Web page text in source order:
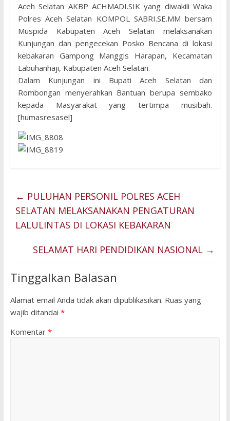
Aceh Selatan AKBP ACHMADI.SIK yang diwakili Waka
Polres Aceh Selatan KOMPOL SABRI.SE.MM bersam
Muspida Kabupaten Aceh Selatan melaksanakan
Kunjungan dan pengecekan Posko Bencana di lokasi
kebakaran Gampong Manggis Harapan, Kecamatan
Labuhanhaji, Kabupaten Aceh Selatan.
Dalam Kunjungan ini Bupati Aceh Selatan dan
Rombongan menyerahkan Bantuan berupa sembako
kepada Masyarakat yang tertimpa musibah.
[humasresasel]
← PULUHAN PERSONIL POLRES ACEH
SELATAN MELAKSANAKAN PENGATURAN
LALULINTAS DI LOKASI KEBAKARAN
SELAMAT HARI PENDIDIKAN NASIONAL →
Tinggalkan Balasan
Alamat email Anda tidak akan dipublikasikan. Ruas yang
wajib ditandai *
Komentar *